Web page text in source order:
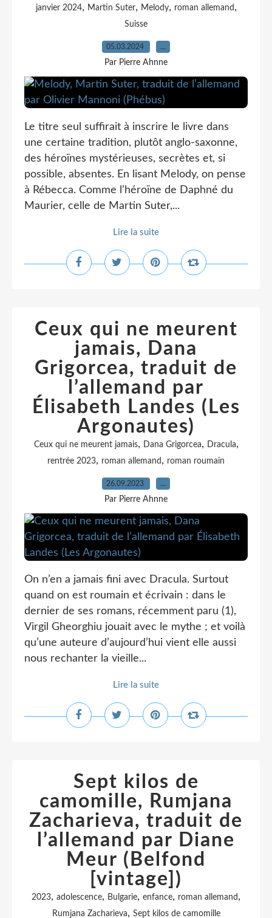
janvier 2024, Martin Suter, Melody, roman allemand ,
Suisse
05.03.2024 …
Par Pierre Ahnne
Le titre seul suffirait à inscrire le livre dans
une certaine tradition, plutôt anglo-saxonne,
des héroïnes mystérieuses, secrètes et, si
possible, absentes. En lisant Melody, on pense
à Rébecca. Comme l’héroïne de Daphné du
Maurier, celle de Martin Suter,...
Lire la suite
Ceux qui ne meurent
jamais, Dana
Grigorcea, traduit de
l’allemand par
Élisabeth Landes (Les
Argonautes)
Ceux qui ne meurent jamais, Dana Grigorcea, Dracula,
rentrée 2023, roman allemand , roman roumain
26.09.2023 …
Par Pierre Ahnne
On n’en a jamais fini avec Dracula. Surtout
quand on est roumain et écrivain : dans le
dernier de ses romans, récemment paru (1),
Virgil Gheorghiu jouait avec le mythe ; et voilà
qu’une auteure d’aujourd’hui vient elle aussi
nous rechanter la vieille...
Lire la suite
Sept kilos de
camomille, Rumjana
Zacharieva, traduit de
l’allemand par Diane
Meur (Belfond
[vintage])
2023, adolescence, Bulgarie, enfance, roman allemand ,
Rumjana Zacharieva, Sept kilos de camomille